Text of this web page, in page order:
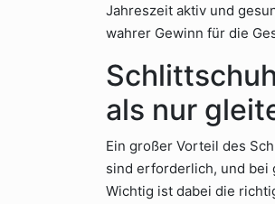
Jahreszeit aktiv und
wahrer Gewinn für die
als nur
Ein großer Vorteil des
sind erforderlich, und bei
Wichtig ist dabei die